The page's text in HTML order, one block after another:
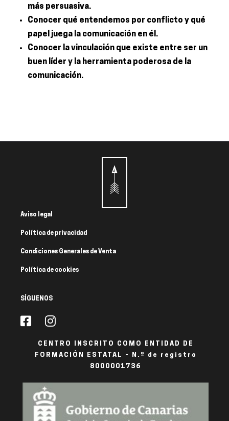
más persuasiva.
Conocer qué entendemos por conflicto y qué
papel juega la comunicación en él.
Conocer la vinculación que existe entre ser un
buen líder y la herramienta poderosa de la
comunicación.
Aviso legal
Política de privacidad
Condiciones Generales de Venta
Política de cookies
SÍGUENOS
CENTRO INSCRITO COMO ENTIDAD DE
FORMACIÓN ESTATAL - N.º de registro
8000001736